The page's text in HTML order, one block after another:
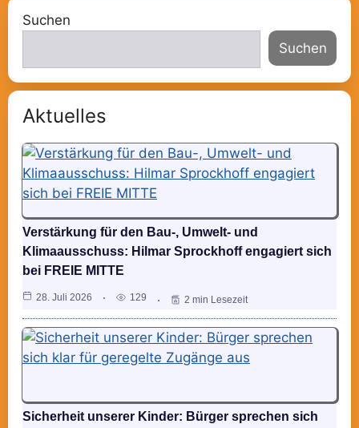
Suchen
Suchen
Aktuelles
Verstärkung für den Bau-, Umwelt- und
Klimaausschuss: Hilmar Sprockhoff engagiert sich
bei FREIE MITTE
28. Juli 2026 129 2 min Lesezeit
Sicherheit unserer Kinder: Bürger sprechen sich